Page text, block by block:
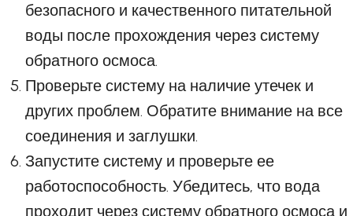
безопасного и качественного питательной
воды после прохождения через систему
обратного осмоса.
Проверьте систему на наличие утечек и
других проблем. Обратите внимание на все
соединения и заглушки.
Запустите систему и проверьте ее
работоспособность. Убедитесь, что вода
проходит через систему обратного осмоса и